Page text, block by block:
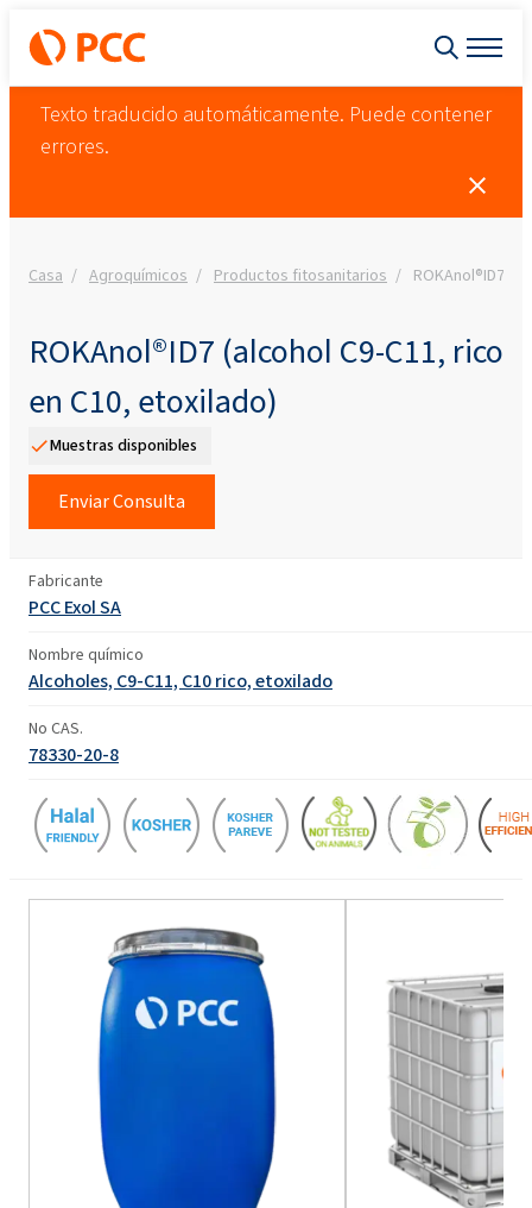
Texto traducido automáticamente. Puede contener
errores.
Casa Agroquímicos Productos fitosanitarios ROKAnol®ID7
ROKAnol®ID7 (alcohol C9-C11, rico
en C10, etoxilado)
Muestras disponibles
Enviar Consulta
Fabricante
PCC Exol SA
Nombre químico
Alcoholes, C9-C11, C10 rico, etoxilado
No CAS.
78330-20-8